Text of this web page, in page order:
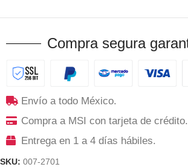
Compra segura
Envío a todo México.
Compra a MSI con tarjeta de crédito.
Entrega en 1 a 4 días hábiles.
SKU: 007-2701